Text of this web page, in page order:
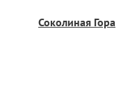
Соколиная Гора